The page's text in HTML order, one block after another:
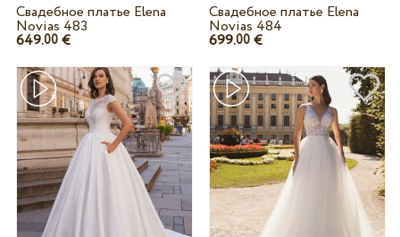
Свадебное платье Elena
Novias 483
649.00€
Свадебное платье Elena
Novias 484
699.00 €